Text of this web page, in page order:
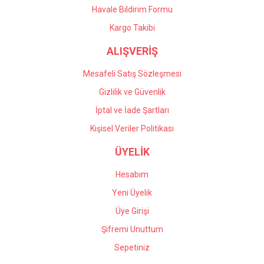
Gönder
Havale Bildirim Formu
Kargo Takibi
ALIŞVERİŞ
Mesafeli Satış Sözleşmesi
Gizlilik ve Güvenlik
İptal ve İade Şartları
Kişisel Veriler Politikası
ÜYELİK
Hesabım
Yeni Üyelik
Üye Girişi
Şifremi Unuttum
Sepetiniz